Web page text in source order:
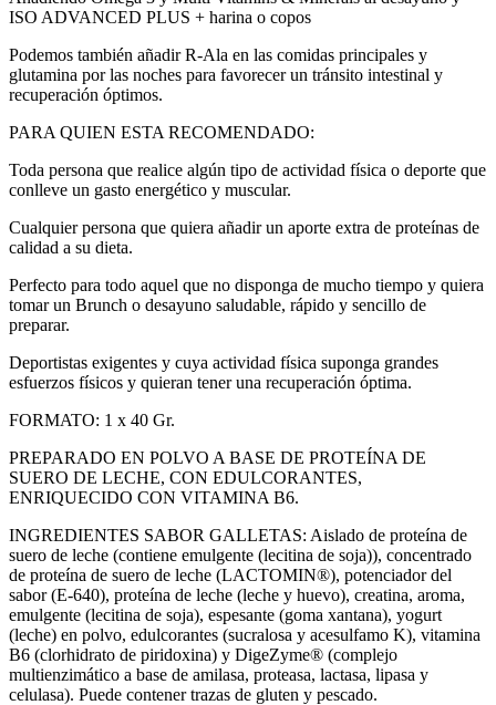
ISO ADVANCED PLUS + harina o copos
Podemos también añadir R-Ala en las comidas principales y
glutamina por las noches para favorecer un tránsito intestinal y
recuperación óptimos.
PARA QUIEN ESTA RECOMENDADO:
Toda persona que realice algún tipo de actividad física o deporte que
conlleve un gasto energético y muscular.
Cualquier persona que quiera añadir un aporte extra de proteínas de
calidad a su dieta.
Perfecto para todo aquel que no disponga de mucho tiempo y quiera
tomar un Brunch o desayuno saludable, rápido y sencillo de
preparar.
Deportistas exigentes y cuya actividad física suponga grandes
esfuerzos físicos y quieran tener una recuperación óptima.
FORMATO: 1 x 40 Gr.
PREPARADO EN POLVO A BASE DE PROTEÍNA DE
SUERO DE LECHE, CON EDULCORANTES,
ENRIQUECIDO CON VITAMINA B6.
INGREDIENTES SABOR GALLETAS: Aislado de proteína de
suero de leche (contiene emulgente (lecitina de soja)), concentrado
de proteína de suero de leche (LACTOMIN®), potenciador del
sabor (E-640), proteína de leche (leche y huevo), creatina, aroma,
emulgente (lecitina de soja), espesante (goma xantana), yogurt
(leche) en polvo, edulcorantes (sucralosa y acesulfamo K), vitamina
B6 (clorhidrato de piridoxina) y DigeZyme® (complejo
multienzimático a base de amilasa, proteasa, lactasa, lipasa y
celulasa). Puede contener trazas de gluten y pescado.